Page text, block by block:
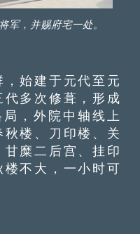
军，并赐府宅一处。
始建于元代至元
多次修葺，形成
，外院中轴线上
楼、刀印楼、关
糜二后宫、挂印
不大，一小时可